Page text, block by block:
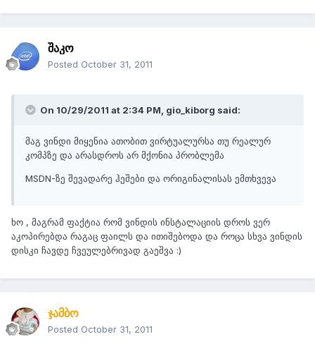
შაკო
Posted October 31, 2011
On 10/29/2011 at 2:34 PM, gio_kiborg said:
მაგ ვინდი მიყენია ათობით ვირტუალურსა თუ რეალურ
კომპზე და არასდროს არ მქონია პრობლემა
MSDN-ზე შევადარე ჰეშები და ორიგინალისას ემთხვევა
ხო , მაგრამ ფაქტია რომ ვინდის ინსტალაციის დროს ვერ
აკოპირებდა რაგაც ფაილს და ითიშებოდა და როცა სხვა ვინდის
დისკი ჩავდე ჩვეულებრივად გაეშვა :)
ჯამბო
Posted October 31, 2011